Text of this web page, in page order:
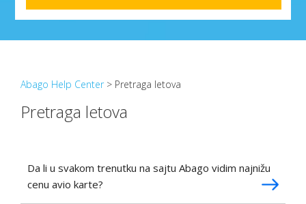
Abago Help Center> Pretraga letova
Pretraga letova
Da li u svakom trenutku na sajtu Abago vidim najnižu
cenu avio karte?